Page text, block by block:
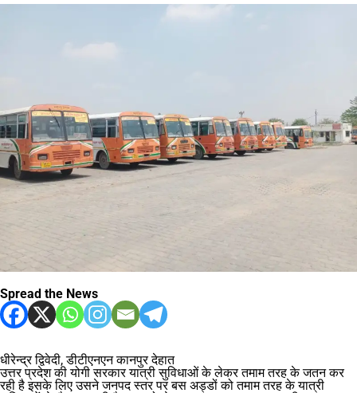
Spread the News
धीरेन्द्र द्विवेदी, डीटीएनएन कानपुर देहात
उत्तर प्रदेश की योगी सरकार यात्री सुविधाओं के लेकर तमाम तरह के जतन कर
रही है इसके लिए उसने जनपद स्तर पर बस अड्डों को तमाम तरह के यात्री